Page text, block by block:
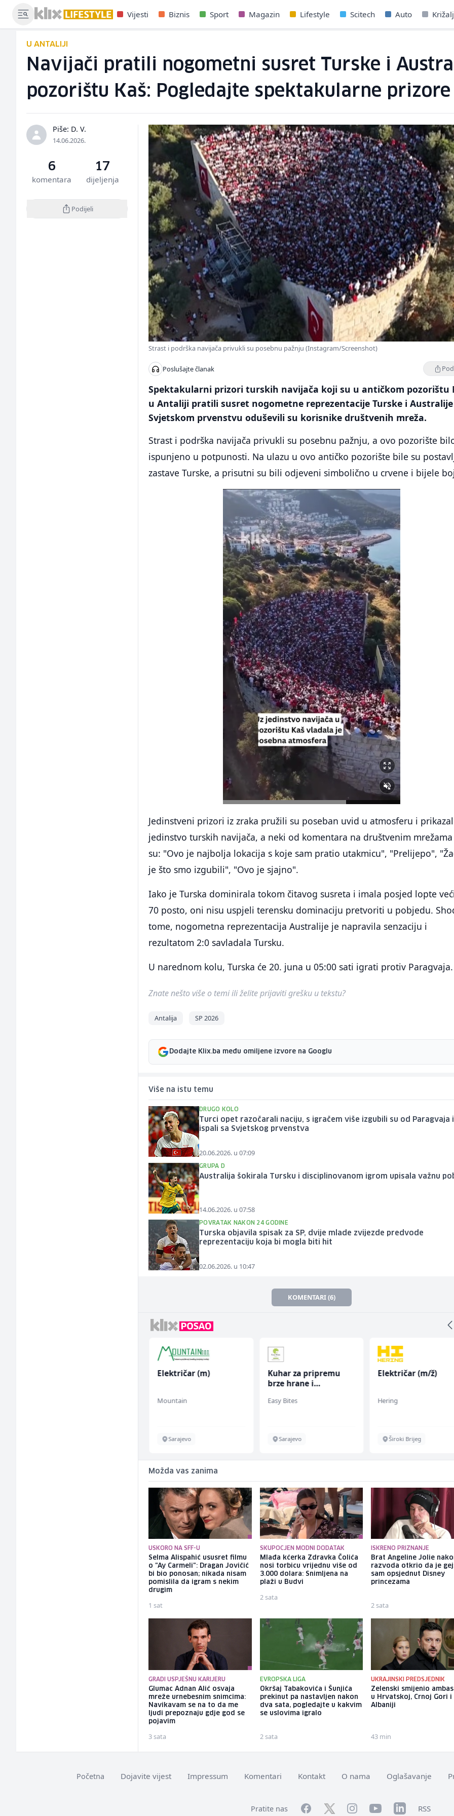
Vijesti Biznis Sport Magazin Lifestyle Scitech Auto
U ANTALIJI
Navijači pratili nogometni susret Turske i
pozorištu Kaš: Pogledajte spektakularne prizore
Piše: D. V.
14.06.2026.
6
komentara
17
dijeljenja
Podijeli
Strast i podrška navijača privukli su posebnu pažnju (Instagram/Screenshot)
Poslušajte članak
Spektakularni prizori turskih navijača koji su u antičkom pozorištu
u Antaliji pratili susret nogometne reprezentacije Turske i
Svjetskom prvenstvu oduševili su korisnike društvenih mreža.
Strast i podrška navijača privukli su posebnu pažnju, a ovo pozorište
ispunjeno u potpunosti. Na ulazu u ovo antičko pozorište bile su
zastave Turske, a prisutni su bili odjeveni simbolično u crvene i bijele
Jedinstveni prizori iz zraka pružili su poseban uvid u atmosferu i
jedinstvo turskih navijača, a neki od komentara na društvenim
su: "Ovo je najbolja lokacija s koje sam pratio utakmicu", "Prelijepo",
je što smo izgubili", "Ovo je sjajno".
Iako je Turska dominirala tokom čitavog susreta i imala posjed lopte
70 posto, oni nisu uspjeli terensku dominaciju pretvoriti u pobjedu.
tome, nogometna reprezentacija Australije je napravila senzaciju i
rezultatom 2:0 savladala Tursku.
U narednom kolu, Turska će 20. juna u 05:00 sati igrati protiv Paragvaja.
Znate nešto više o temi ili želite prijaviti grešku u tekstu?
Antalija SP 2026
Dodajte Klix.ba među omiljene izvore na Googlu
Više na istu temu
DRUGO KOLO
Turci opet razočarali naciju, s igračem više izgubili su od Paragvaja i
ispali sa Svjetskog prvenstva
20.06.2026. u 07:09
GRUPA D
Australija šokirala Tursku i disciplinovanom igrom upisala važnu
14.06.2026. u 07:58
POVRATAK NAKON 24 GODINE
Turska objavila spisak za SP, dvije mlade zvijezde predvode
reprezentaciju koja bi mogla biti hit
02.06.2026. u 10:47
KOMENTARI (6)
Kuhar za pripremu
ž)
Easy Bites
Sarajevo
Električar (m/ž)
Hering
Široki Brijeg
Radnik u proizvodnji
Conty Plus
Sarajevo
Možda vas zanima
USKORO NA SFF-U
Selma Alispahić ususret filmu
o "Ay Carmeli": Dragan Jovičić
bi bio ponosan; nikada nisam
pomislila da igram s nekim
drugim
1 sat
SKUPOCJEN MODNI DODATAK
Mlađa kćerka Zdravka Čolića
nosi torbicu vrijednu više od
3.000 dolara: Snimljena na
plaži u Budvi
2 sata
ISKRENO PRIZNANJE
Brat Angeline Jolie
razvoda otkrio da je
sam opsjednut Disney
princezama
2 sata
GRADI USPJEŠNU KARIJERU
Glumac Adnan Alić osvaja
mreže urnebesnim snimcima:
Navikavam se na to da me
ljudi prepoznaju gdje god se
pojavim
3 sata
EVROPSKA LIGA
Okršaj Tabakovića i Šunjića
prekinut pa nastavljen nakon
dva sata, pogledajte u kakvim
se uslovima igralo
2 sata
UKRAJINSKI PREDSJEDNIK
Zelenski smijenio
u Hrvatskoj, Crnoj Gori i
Albaniji
43 min
Početna Dojavite vijest Impressum Komentari Kontakt O nama Oglašavanje
Pratite nas FacebookTwitterInstagramYouTubeLinkedInRSS